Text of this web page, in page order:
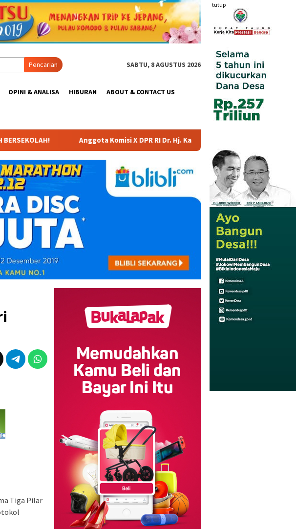
tutup
Pencarian SABTU, 8 AGUSTUS 2026
OPINI & ANALISA HIBURAN ABOUT & CONTACT US
Komisi X DPR RI Dr. Hj. Karmila Sari, S.Kom., M.M.; Sosok Bahlil Lahadalia bisa
Tiga Pilar